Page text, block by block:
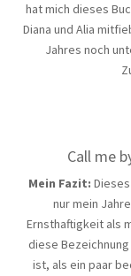
hat mich dieses
Diana und Alia
Jahres noch
Call me
Mein Fazit:
nur mein
Ernsthaftigkeit als
diese
ist, als ein paar